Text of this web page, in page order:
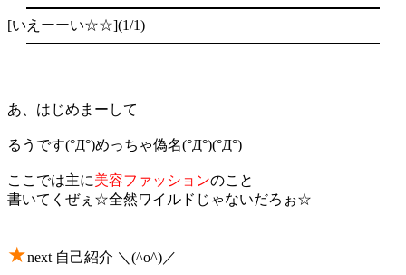
[いえーーい☆☆](1/1)
あ、はじめまーして
るうです(°Д°)めっちゃ偽名(°Д°)(°Д°)
ここでは主に美容ファッションのこと
書いてくぜぇ☆全然ワイルドじゃないだろぉ☆
★next 自己紹介 ＼(^o^)／